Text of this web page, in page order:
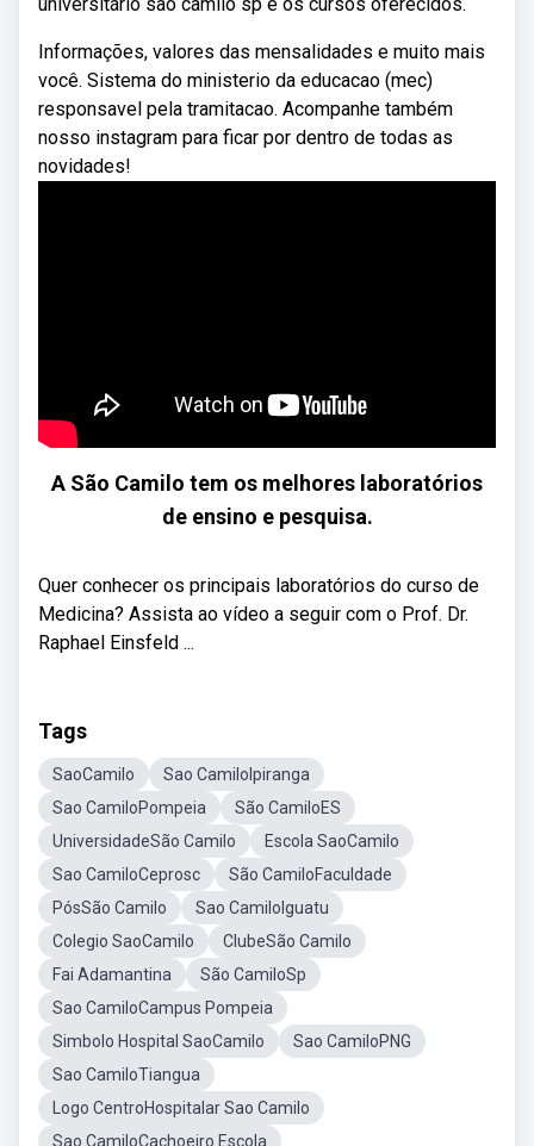
Informações, valores das mensalidades e muito mais
você. Sistema do ministerio da educacao (mec)
responsavel pela tramitacao. Acompanhe também
nosso instagram para ficar por dentro de todas as
novidades!
A São Camilo tem os melhores laboratórios
de ensino e pesquisa.
Quer conhecer os principais laboratórios do curso de
Medicina? Assista ao vídeo a seguir com o Prof. Dr.
Raphael Einsfeld ...
Tags
SaoCamilo
Sao CamiloIpiranga
Sao CamiloPompeia
São CamiloES
UniversidadeSão Camilo
Escola SaoCamilo
Sao CamiloCeprosc
São CamiloFaculdade
PósSão Camilo
Sao CamiloIguatu
Colegio SaoCamilo
ClubeSão Camilo
Fai Adamantina
São CamiloSp
Sao CamiloCampus Pompeia
Simbolo Hospital SaoCamilo
Sao CamiloPNG
Sao CamiloTiangua
Logo CentroHospitalar Sao Camilo
Sao CamiloCachoeiro Escola